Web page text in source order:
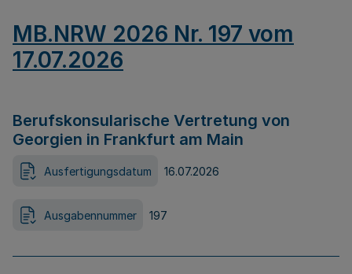
MB.NRW 2026 Nr. 197 vom
17.07.2026
Berufskonsularische Vertretung von
Georgien in Frankfurt am Main
Ausfertigungsdatum 16.07.2026
Ausgabennummer 197